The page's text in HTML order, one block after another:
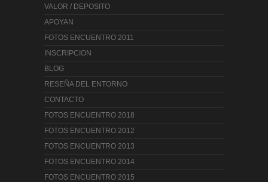
VALOR / DEPOSITO
APOYAN
FOTOS ENCUENTRO 2011
INSCRIPCION
BLOG
RESEÑA DEL ENTORNO
CONTACTO
FOTOS ENCUENTRO 2018
FOTOS ENCUENTRO 2012
FOTOS ENCUENTRO 2013
FOTOS ENCUENTRO 2014
FOTOS ENCUENTRO 2015